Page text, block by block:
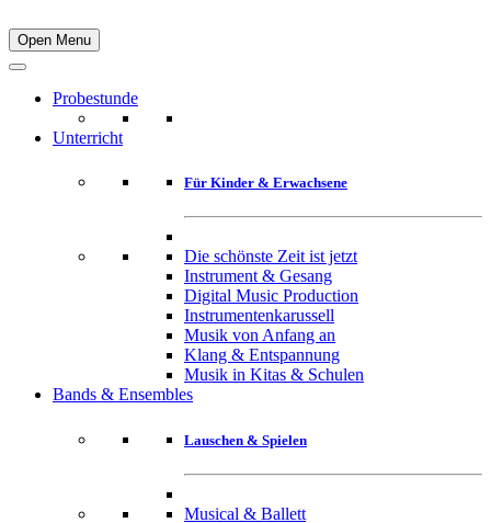
Open Menu
Probestunde
Unterricht
Für Kinder & Erwachsene
Die schönste Zeit ist jetzt
Instrument & Gesang
Digital Music Production
Instrumentenkarussell
Musik von Anfang an
Klang & Entspannung
Musik in Kitas & Schulen
Bands & Ensembles
Lauschen & Spielen
Musical & Ballett